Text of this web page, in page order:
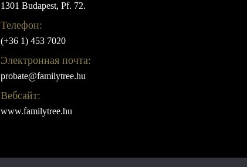
1301 Budapest, Pf. 72.
Телефон:
(+36 1) 453 7020
Электронная почта:
probate@familytree.hu
Вебсайт:
www.familytree.hu